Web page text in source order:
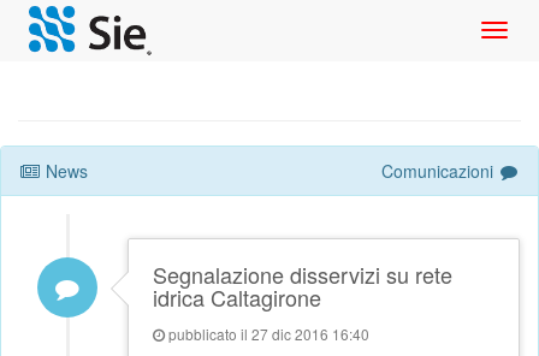
News Comunicazioni
Segnalazione disservizi su rete
idrica Caltagirone
pubblicato il 27 dic 2016 16:40